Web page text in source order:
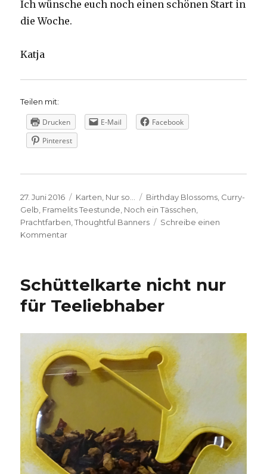
Ich wünsche euch noch einen schönen Start in
die Woche.
Katja
Teilen mit:
Drucken E-Mail
Facebook
Pinterest
Veröffentlicht
am
27. Juni 2016 Kategorien
Karten, Nur so... Schlagwörter
Birthday Blossoms, Curry-
Gelb, Framelits Teestunde, Noch ein Tässchen,
Prachtfarben,Thoughtful Banners
Schreibe einen
Kommentarzu
Teestunde
Schüttelkarte nicht nur
für Teeliebhaber